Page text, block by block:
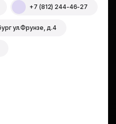
+7 (812) 244-46-27
ул.Фрунзе, д.4